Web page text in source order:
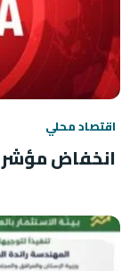
اقتصاد محلي
انخفاض مؤشر BIST 100 في بورصة إسطنبول